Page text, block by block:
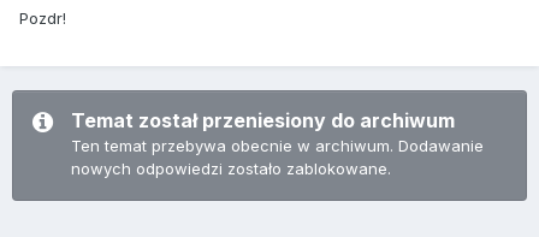
Pozdr!
Temat został przeniesiony do archiwum
Ten temat przebywa obecnie w archiwum. Dodawanie
nowych odpowiedzi zostało zablokowane.